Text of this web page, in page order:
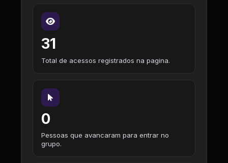
31
Total de acessos registrados na pagina.
0
Pessoas que avancaram para entrar no
grupo.